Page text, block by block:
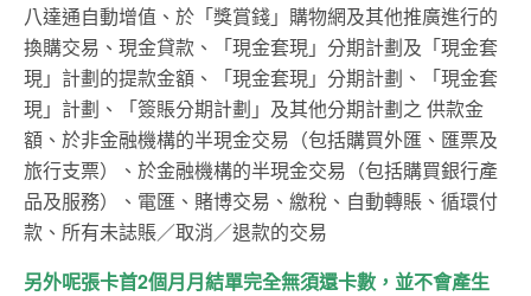
八達通自動增值、於「獎賞錢」購物網及其他推廣進行的
換購交易、現金貸款、「現金套現」分期計劃及「現金套
現」計劃的提款金額、「現金套現」分期計劃、「現金套
現」計劃、「簽賬分期計劃」及其他分期計劃之 供款金
額、於非金融機構的半現金交易（包括購買外匯、匯票及
旅行支票）、於金融機構的半現金交易（包括購買銀行產
品及服務）、電匯、賭博交易、繳稅、自動轉賬、循環付
款、所有未誌賬／取消／退款的交易
另外呢張卡首2個月月結單完全無須還卡數，並不會產生